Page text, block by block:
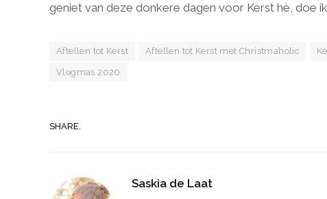
geniet van deze donkere dagen voor Kerst hè, doe
Aftellen tot Kerst Aftellen tot Kerst met Christmaholic
Vlogmas 2020
SHARE.
Saskia de Laat